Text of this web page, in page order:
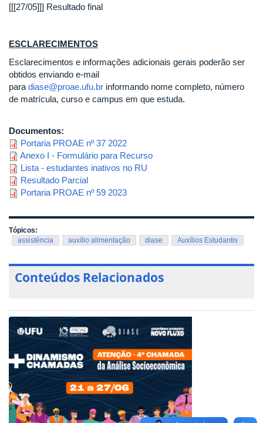
[[[27/05]]] Resultado final
ESCLARECIMENTOS
Esclarecimentos e informações adicionais gerais poderão ser
obtidos enviando e-mail
para diase@proae.ufu.br informando nome completo, número
de matrícula, curso e campus em que estuda.
Documentos:
Portaria PROAE nº 37 2022
Anexo I - Formulário para Recurso
Lista - estudantes inativos no RU
Resultado Parcial
Portaria PROAE nº 59 2023
Tópicos:
assistência
auxílio alimentação diase Auxílios Estudantis
Conteúdos Relacionados